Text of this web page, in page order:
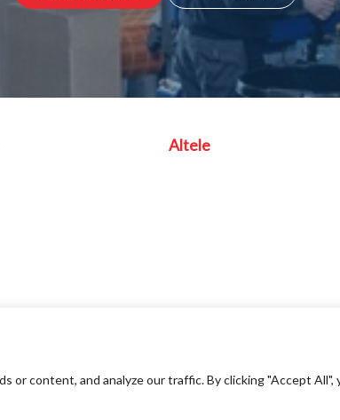
or content, and analyze our traffic. By clicking "Accept All",
Altele